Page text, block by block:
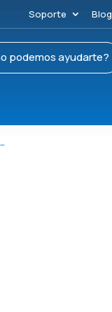
Soporte Blog
podemos ayudarte?
Idoneidad de una red de comunicaciones móviles para realizar mediciones de la calidad del aire de alta resolución